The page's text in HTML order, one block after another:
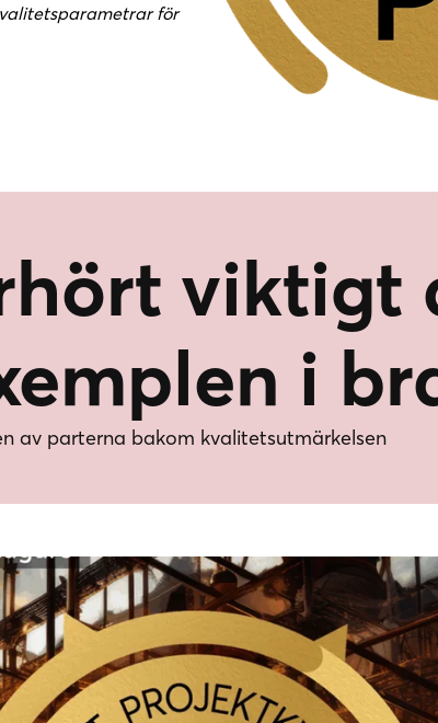
för
viktigt
i
av parterna bakom kvalitetsutmärkelsen